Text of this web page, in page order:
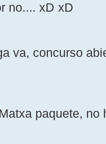
no....
va, concurso
paquete,